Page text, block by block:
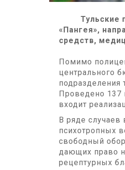
Тульские
«Пангея»,
средств,
Помимо
центрального
подразделения
Проведено 137
входит
В ряде
психотропных
свободный
дающих право
рецептурных